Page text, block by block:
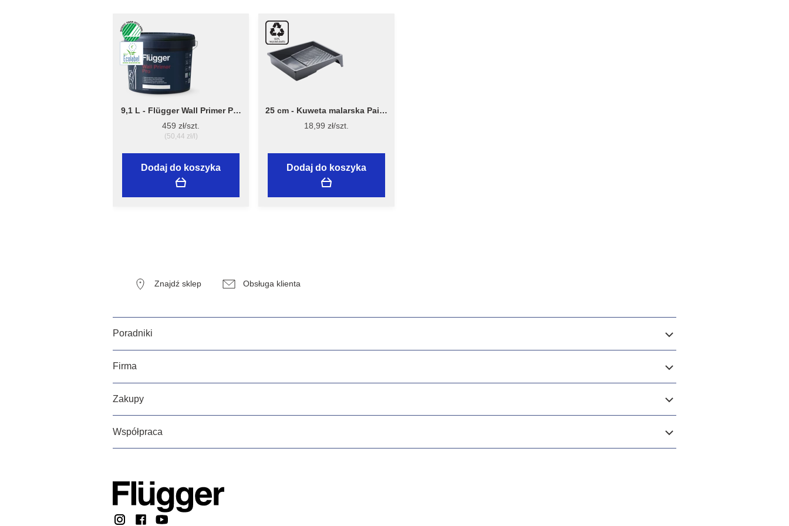
9,1 L - Flügger Wall Primer Pro
- grubopowłokowy grunt,
tworzący matową
powierzchnię
459 zł/szt.
(50,44 zł/l)
Dodaj do koszyka
25 cm - Kuweta malarska Paint
Tray 7040 - Stiwex Flügger
18,99 zł/szt.
Dodaj do koszyka
Znajdź sklep Obsługa klienta
Poradniki
Firma
Zakupy
Współpraca